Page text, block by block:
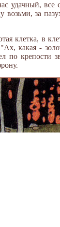
удачный, все
возьми, за
клетка, в
какая -
по крепости